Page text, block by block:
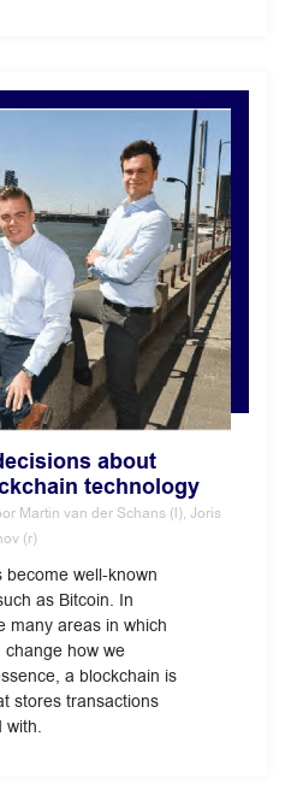
about
technology
Martin van der Schans (l), Joris
(r)
well-known
as Bitcoin. In
many areas in which
how we
a blockchain is
stores transactions
with.